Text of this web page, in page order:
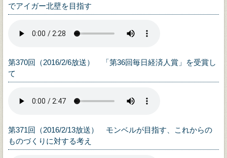
でアイガー北壁を目指す
第370回（2016/2/6放送） 「第36回毎日経済人賞」を受賞し
て
第371回（2016/2/13放送） モンベルが目指す、これからの
ものづくりに対する考え